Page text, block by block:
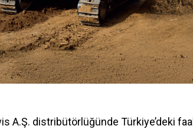
A.Ş. distribütörlüğünde Türkiye’deki